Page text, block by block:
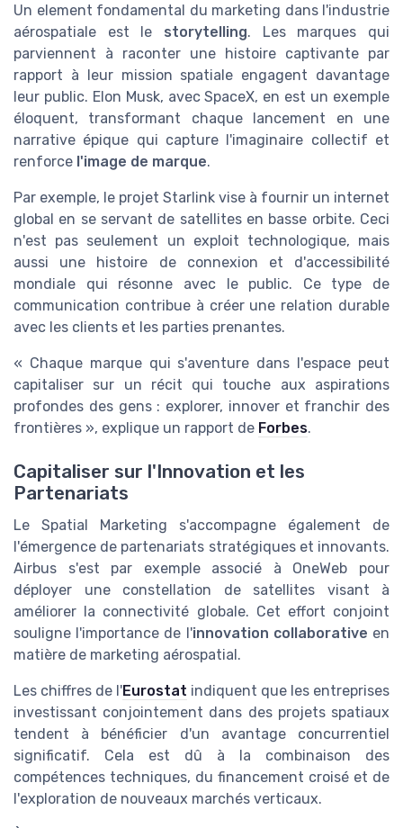
Un element fondamental du marketing dans l'industrie
aérospatiale est le storytelling. Les marques qui
parviennent à raconter une histoire captivante par
rapport à leur mission spatiale engagent davantage
leur public. Elon Musk, avec SpaceX, en est un exemple
éloquent, transformant chaque lancement en une
narrative épique qui capture l'imaginaire collectif et
renforce l'image de marque.
Par exemple, le projet Starlink vise à fournir un internet
global en se servant de satellites en basse orbite. Ceci
n'est pas seulement un exploit technologique, mais
aussi une histoire de connexion et d'accessibilité
mondiale qui résonne avec le public. Ce type de
communication contribue à créer une relation durable
avec les clients et les parties prenantes.
« Chaque marque qui s'aventure dans l'espace peut
capitaliser sur un récit qui touche aux aspirations
profondes des gens : explorer, innover et franchir des
frontières », explique un rapport de Forbes.
Capitaliser sur l'Innovation et les
Partenariats
Le Spatial Marketing s'accompagne également de
l'émergence de partenariats stratégiques et innovants.
Airbus s'est par exemple associé à OneWeb pour
déployer une constellation de satellites visant à
améliorer la connectivité globale. Cet effort conjoint
souligne l'importance de l'innovation collaborative en
matière de marketing aérospatial.
Les chiffres de l'Eurostat indiquent que les entreprises
investissant conjointement dans des projets spatiaux
tendent à bénéficier d'un avantage concurrentiel
significatif. Cela est dû à la combinaison des
compétences techniques, du financement croisé et de
l'exploration de nouveaux marchés verticaux.